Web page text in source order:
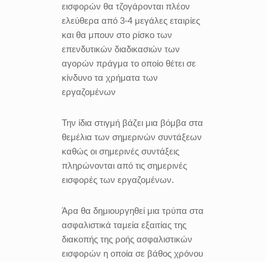
εισφορών θα τζογάρονται πλέον
ελεύθερα από 3-4 μεγάλες εταιρίες
και θα μπουν στο ρίσκο των
επενδυτικών διαδικασιών των
αγορών πράγμα το οποίο θέτει σε
κίνδυνο τα χρήματα των
εργαζομένων
Την ίδια στιγμή βάζει μια βόμβα στα
θεμέλια των σημερινών συντάξεων
καθώς οι σημερινές συντάξεις
πληρώνονται από τις σημερινές
εισφορές των εργαζομένων.
Άρα θα δημιουργηθεί μια τρύπα στα
ασφαλιστικά ταμεία εξαιτίας της
διακοπής της ροής ασφαλιστικών
εισφορών η οποία σε βάθος χρόνου